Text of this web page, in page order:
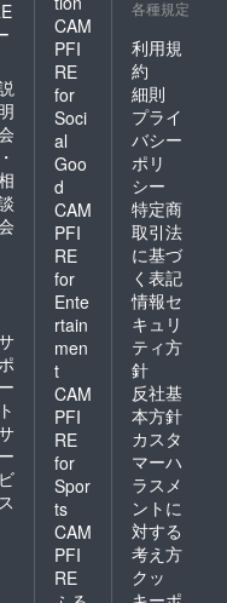
明
・
ポ
ー
ト
ー
ビ
ス
CAM
PFI
RE
for
Soci
al
Goo
d
CAM
PFI
RE
for
Ente
rtain
men
t
CAM
PFI
RE
for
Spor
ts
CAM
PFI
RE
各種規定
利用規
約
細則
プライ
バシー
ポリ
シー
特定商
取引法
に基づ
く表記
情報セ
キュリ
ティ方
針
反社基
本方針
カスタ
マーハ
ラスメ
ントに
対する
考え方
クッ